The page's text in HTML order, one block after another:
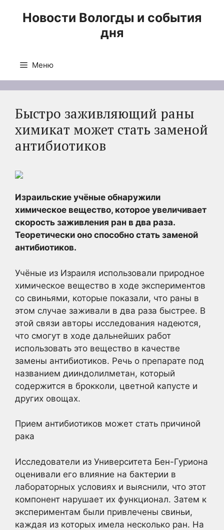
Новости Вологды и события
дня
Меню
Быстро заживляющий раны
химикат может стать заменой
антибиотиков
Израильские учёные обнаружили
химическое вещество, которое увеличивает
скорость заживления ран в два раза.
Теоретически оно способно стать заменой
антибиотиков.
Учёные из Израиля использовали природное
химическое вещество в ходе экспериментов
со свиньями, которые показали, что раны в
этом случае заживали в два раза быстрее. В
этой связи авторы исследования надеются,
что смогут в ходе дальнейших работ
использовать это вещество в качестве
замены антибиотиков. Речь о препарате под
названием дииндолилметан, который
содержится в брокколи, цветной капусте и
других овощах.
Прием антибиотиков может стать причиной
рака
Исследователи из Университета Бен-Гуриона
оценивали его влияние на бактерии в
лабораторных условиях и выяснили, что этот
компонент нарушает их функционал. Затем к
экспериментам были привлечены свиньи,
каждая из которых имела несколько ран. На